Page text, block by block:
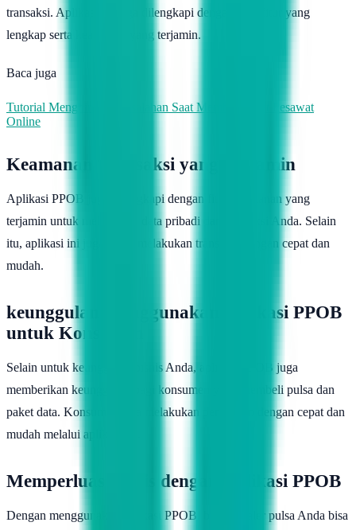
transaksi. Aplikasi ini juga dilengkapi dengan fitur-fitur yang
lengkap serta keamanan yang terjamin.
Baca juga
Tutorial Menghindari Kesalahan Saat Membeli Tiket Pesawat
Online
Keamanan Transaksi yang Terjamin
Aplikasi PPOB juga dilengkapi dengan fitur keamanan yang
terjamin untuk melindungi data pribadi dan transaksi Anda. Selain
itu, aplikasi ini juga dapat melakukan transaksi dengan cepat dan
mudah.
keunggulan Menggunakan Aplikasi PPOB
untuk Konsumen
Selain untuk keunggulan bisnis Anda, aplikasi PPOB juga
memberikan keunggulan bagi konsumen yang membeli pulsa dan
paket data. Konsumen bisa melakukan pembelian dengan cepat dan
mudah melalui aplikasi ini.
Memperluas Bisnis dengan Aplikasi PPOB
Dengan menggunakan aplikasi PPOB, bisnis dealer pulsa Anda bisa